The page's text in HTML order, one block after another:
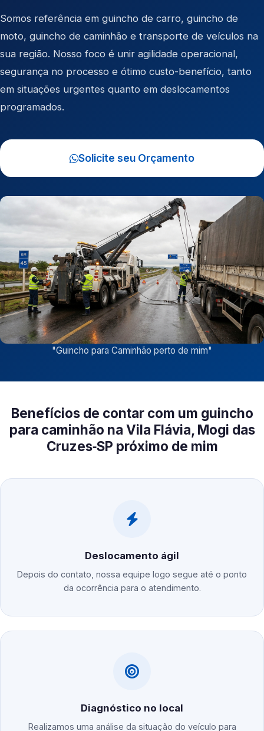
Somos referência em guincho de carro, guincho de
moto, guincho de caminhão e transporte de veículos na
sua região. Nosso foco é unir agilidade operacional,
segurança no processo e ótimo custo-benefício, tanto
em situações urgentes quanto em deslocamentos
programados.
Solicite seu Orçamento
"Guincho para Caminhão perto de mim"
Benefícios de contar com um guincho
para caminhão na Vila Flávia, Mogi das
Cruzes‑SP próximo de mim
Deslocamento ágil
Depois do contato, nossa equipe logo segue até o ponto
da ocorrência para o atendimento.
Diagnóstico no local
Realizamos uma análise da situação do veículo para